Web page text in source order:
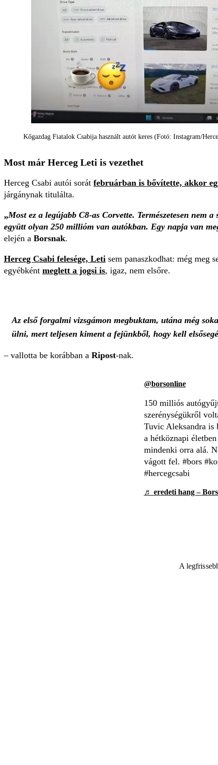
Kőgazdag Fiatalok Csabija használt autót keres (Fotó: Instagram/
Most már Herceg Leti is vezethet
Herceg Csabi autói sorát februárban is bővítette, akkor
járgánynak titulálta.
„Most ez a legújabb C8-as Corvette. Természetesen nem
együtt olyan 250 millióm van autókban. Egy napja van
elején a Borsnak.
Herceg Csabi felesége, Leti sem panaszkodhat: még meg
egyébként meglett a jogsi is, igaz, nem elsőre.
Az első forgalmi vizsgámon megbuktam, utána még
ülni, mert teljesen kiment a fejünkből, hogy kell
– vallotta be korábban a Ripost-nak.
@borsonline
150 milliós
szerénységükről
Tuvic Aleksandra is
a hétköznapi
mindenki orra alá.
vágott fel. #bors
#hercegcsabi
♬ eredeti hang –
A